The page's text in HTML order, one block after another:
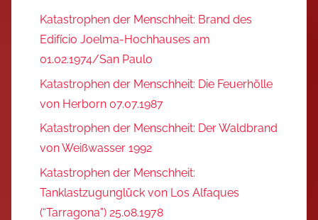
Katastrophen der Menschheit: Brand des
Edifício Joelma-Hochhauses am
01.02.1974/San Paulo
Katastrophen der Menschheit: Die Feuerhölle
von Herborn 07.07.1987
Katastrophen der Menschheit: Der Waldbrand
von Weißwasser 1992
Katastrophen der Menschheit:
Tanklastzugunglück von Los Alfaques
(“Tarragona”) 25.08.1978